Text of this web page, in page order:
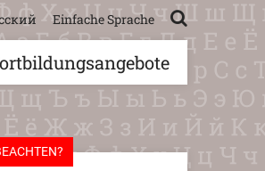
Einfache Sprache